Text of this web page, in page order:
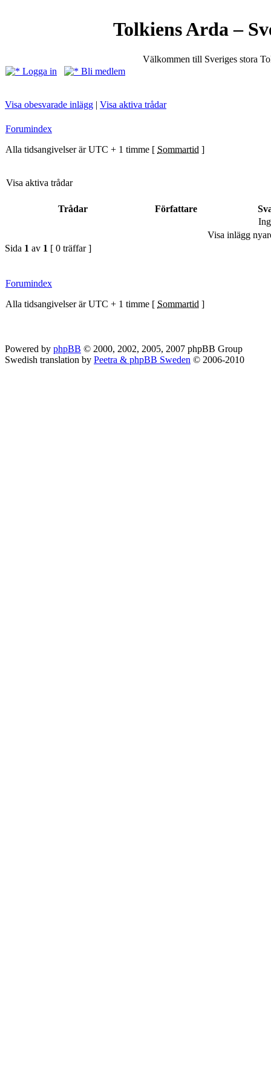
Tolkiens Arda –
Välkommen till Sveriges stora
Logga in
Bli medlem
Visa obesvarade inlägg | Visa aktiva trådar
Forumindex
Alla tidsangivelser är UTC + 1 timme [ Sommartid ]
Visa aktiva trådar
Trådar Författare
Visa inlägg
Sida 1 av 1 [ 0 träffar ]
Forumindex
Alla tidsangivelser är UTC + 1 timme [ Sommartid ]
Powered by phpBB © 2000, 2002, 2005, 2007 phpBB Group
Swedish translation by Peetra & phpBB Sweden © 2006-2010